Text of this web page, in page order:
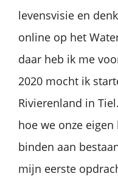
levensvisie en
online op het
daar heb ik me
2020 mocht ik
Rivierenland in
hoe we onze
binden aan
mijn eerste